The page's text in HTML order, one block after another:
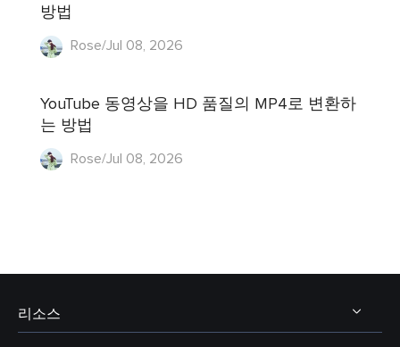
방법
Rose/Jul 08, 2026
YouTube 동영상을 HD 품질의 MP4로 변환하
는 방법
Rose/Jul 08, 2026
리소스